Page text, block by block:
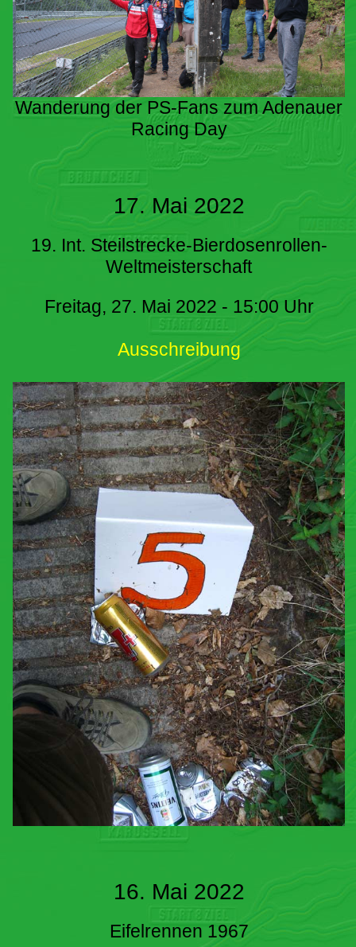
Wanderung der PS-Fans zum Adenauer
Racing Day
17. Mai 2022
19. Int. Steilstrecke-Bierdosenrollen-
Weltmeisterschaft
Freitag, 27. Mai 2022 - 15:00 Uhr
Ausschreibung
16. Mai 2022
Eifelrennen 1967